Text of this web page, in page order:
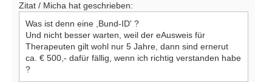
Zitat / Micha hat geschrieben:
Was ist denn eine ,Bund-ID' ?
Und nicht besser warten, weil der eAusweis für
Therapeuten gilt wohl nur 5 Jahre, dann sind ernerut
ca. € 500,- dafür fällig, wenn ich richtig verstanden habe
?